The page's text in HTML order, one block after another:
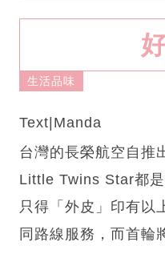
生活品味
Text|Manda
台灣的長榮航空自推
Little Twins Star都
只得「外皮」印有以
同路線服務，而首輪